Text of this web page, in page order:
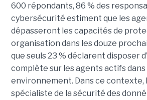
600 répondants, 86 % des
cybersécurité estiment que les
dépasseront les capacités de
organisation dans les douze
que seuls 23 % déclarent disposer
complète sur les agents actifs
environnement. Dans ce
spécialiste de la sécurité des